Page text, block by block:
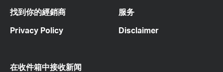
找到你的經銷商
服务
Privacy Policy
Disclaimer
在收件箱中接收新闻